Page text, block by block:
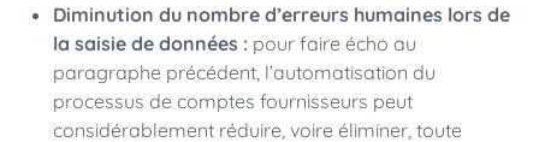
Diminution du nombre d’erreurs humaines lors de
la saisie de données : pour faire écho au
paragraphe précédent, l’automatisation du
processus de comptes fournisseurs peut
considérablement réduire, voire éliminer, toute